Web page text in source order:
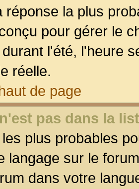
réponse la plus
pour gérer le
l'été, l'heure
réelle.
de page
pas dans la
plus probables
langage sur le
dans votre